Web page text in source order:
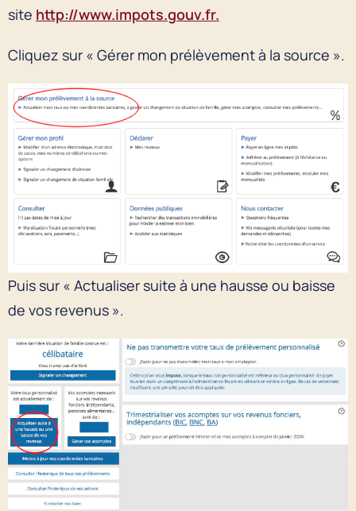
site http://www.impots.gouv.fr.
Cliquez sur « Gérer mon prélèvement à la source ».
Puis sur « Actualiser suite à une hausse ou baisse
de vos revenus ».